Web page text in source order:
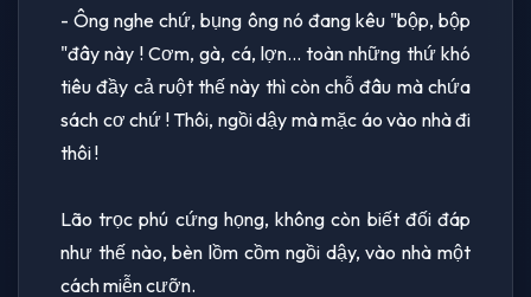
- Ông nghe chứ, bụng ông nó đang kêu "bộp, bộp
"đây này ! Cơm, gà, cá, lợn... toàn những thứ khó
tiêu đầy cả ruột thế này thì còn chỗ đâu mà chứa
sách cơ chứ ! Thôi, ngồi dậy mà mặc áo vào nhà đi
thôi !
Lão trọc phú cứng họng, không còn biết đối đáp
như thế nào, bèn lồm cồm ngồi dậy, vào nhà một
cách miễn cưỡn.